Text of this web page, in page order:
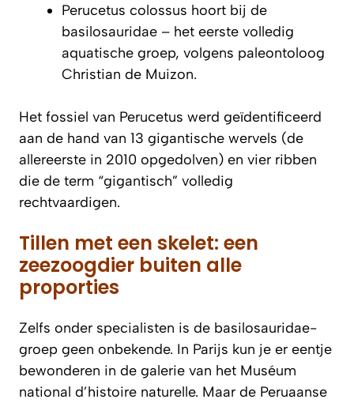
Perucetus colossus hoort bij de
basilosauridae – het eerste volledig
aquatische groep, volgens paleontoloog
Christian de Muizon.
Het fossiel van Perucetus werd geïdentificeerd
aan de hand van 13 gigantische wervels (de
allereerste in 2010 opgedolven) en vier ribben
die de term “gigantisch” volledig
rechtvaardigen.
Tillen met een skelet: een
zeezoogdier buiten alle
proporties
Zelfs onder specialisten is de basilosauridae-
groep geen onbekende. In Parijs kun je er eentje
bewonderen in de galerie van het Muséum
national d’histoire naturelle. Maar de Peruaanse